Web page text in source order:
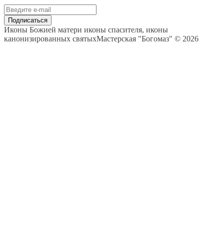
Подписаться
Иконы Божией матери иконы спасителя, иконы
канонизированных святыхМастерская "Богомаз" © 2026